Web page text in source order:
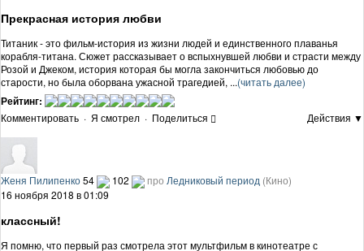
Прекрасная история любви
Титаник - это фильм-история из жизни людей и единственного плаванья
корабля-титана. Сюжет рассказывает о вспыхнувшей любви и страсти между
Розой и Джеком, история которая бы могла закончиться любовью до
старости, но была оборвана ужасной трагедией, ...(читать далее)
Рейтинг:
Комментировать · Я смотрел · Поделиться Действия ▼
Женя Пилипенко54 102 про Ледниковый период (Кино)
16 ноября 2018 в 01:09
классный!
Я помню, что первый раз смотрела этот мультфильм в кинотеатре с